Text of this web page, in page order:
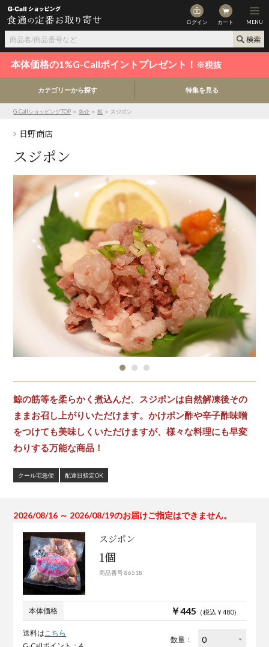
ログイン カート MENU
本体価格の1%G-Callポイントプレゼント！ ※税抜
カテゴリーから探す 特集を見る
G-CallショッピングTOP ＞魚介 ＞鯨 ＞ スジポン
日野商店
スジポン
鯨の筋等を柔らかく煮込んだ、スジポンは自然解凍後その
ままお召し上がりいただけます。かけポン酢や辛子酢味噌
をつけても美味しくいただけますが、様々な料理にも早変
わりする万能な商品！
クール宅急便 配達日指定OK
2026/08/16 ～ 2026/08/19のお届けご指定はできません。
スジポン
1個
商品番号 86518
本体価格 ￥445 （税込￥480）
送料はこちら
数量：